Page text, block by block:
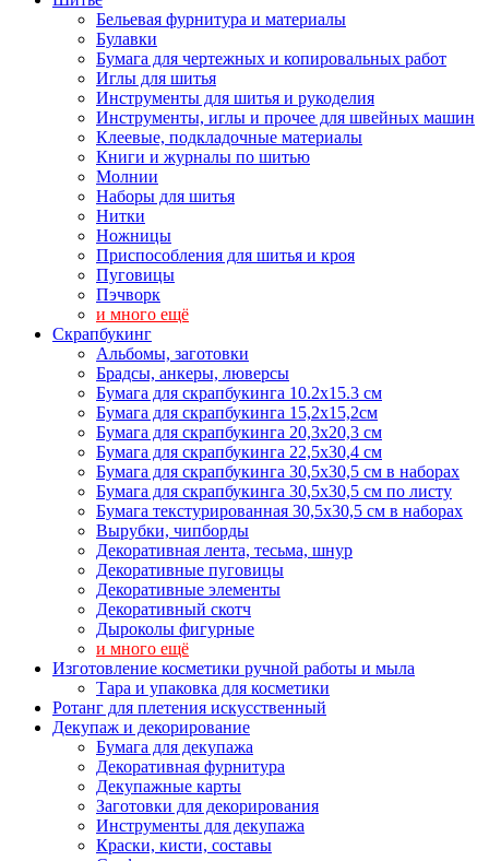
Бельевая фурнитура и материалы
Булавки
Бумага для чертежных и копировальных работ
Иглы для шитья
Инструменты для шитья и рукоделия
Инструменты, иглы и прочее для швейных машин
Клеевые, подкладочные материалы
Книги и журналы по шитью
Молнии
Наборы для шитья
Нитки
Ножницы
Приспособления для шитья и кроя
Пуговицы
Пэчворк
и много ещё
Скрапбукинг
Альбомы, заготовки
Брадсы, анкеры, люверсы
Бумага для скрапбукинга 10.2х15.3 см
Бумага для скрапбукинга 15,2х15,2см
Бумага для скрапбукинга 20,3х20,3 см
Бумага для скрапбукинга 22,5х30,4 см
Бумага для скрапбукинга 30,5х30,5 см в наборах
Бумага для скрапбукинга 30,5х30,5 см по листу
Бумага текстурированная 30,5х30,5 см в наборах
Вырубки, чипборды
Декоративная лента, тесьма, шнур
Декоративные пуговицы
Декоративные элементы
Декоративный скотч
Дыроколы фигурные
и много ещё
Изготовление косметики ручной работы и мыла
Тара и упаковка для косметики
Ротанг для плетения искусственный
Декупаж и декорирование
Бумага для декупажа
Декоративная фурнитура
Декупажные карты
Заготовки для декорирования
Инструменты для декупажа
Краски, кисти, составы